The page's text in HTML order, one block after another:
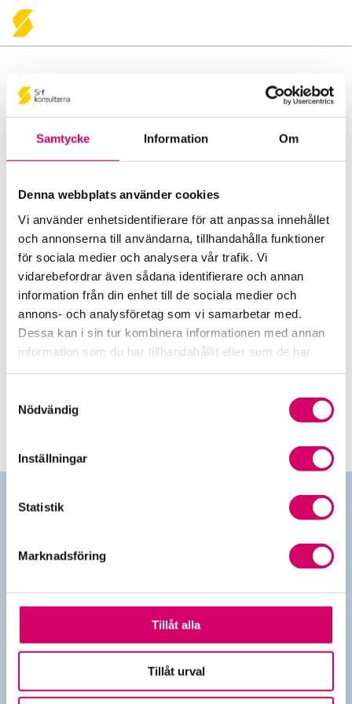
Samtycke Information Om
Denna webbplats använder cookies
Vi använder enhetsidentifierare för att anpassa innehållet
och annonserna till användarna, tillhandahålla funktioner
för sociala medier och analysera vår trafik. Vi
vidarebefordrar även sådana identifierare och annan
information från din enhet till de sociala medier och
annons- och analysföretag som vi samarbetar med.
Dessa kan i sin tur kombinera informationen med annan
information som du har tillhandahållit eller som de har
Nödvändig
Inställningar
Statistik
Marknadsföring
Tillåt alla
Tillåt urval
Programvaror
Din varukorg
Varukorgen är tom!
Våra andra webbplatser
Tidningen Konsulten
Läs tidningen Konsulten i datorn, på läsplattan och
i mobilen.
Srf Redovisning
Digitala versionen av boken Srf Redovisning.
info@srfkonsult.se